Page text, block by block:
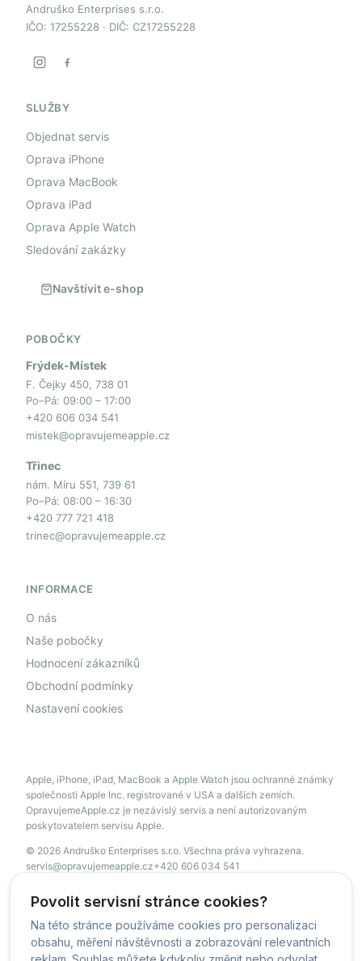
Povolit servisní stránce cookies?
Na této stránce používáme cookies pro personalizaci
obsahu, měření návštěvnosti a zobrazování relevantních
Andruško Enterprises s.r.o.
IČO: 17255228 · DIČ: CZ17255228
SLUŽBY
Objednat servis
Oprava iPhone
Oprava MacBook
Oprava iPad
Oprava Apple Watch
Sledování zakázky
Navštívit e-shop
POBOČKY
Frýdek-Místek
F. Čejky 450, 738 01
Po–Pá: 09:00 – 17:00
+420 606 034 541
mistek@opravujemeapple.cz
Třinec
nám. Míru 551, 739 61
Po–Pá: 08:00 – 16:30
+420 777 721 418
trinec@opravujemeapple.cz
INFORMACE
O nás
Naše pobočky
Hodnocení zákazníků
Obchodní podmínky
Nastavení cookies
Apple, iPhone, iPad, MacBook a Apple Watch jsou ochranné známky
společnosti Apple Inc. registrované v USA a dalších zemích.
OpravujemeApple.cz je nezávislý servis a není autorizovaným
poskytovatelem servisu Apple.
© 2026 Andruško Enterprises s.r.o. Všechna práva vyhrazena.
servis@opravujemeapple.cz+420 606 034 541
© OpravujemeApple - 2026 -Všechna práva vyhrazena.
Běžíme na
MyRepair.app